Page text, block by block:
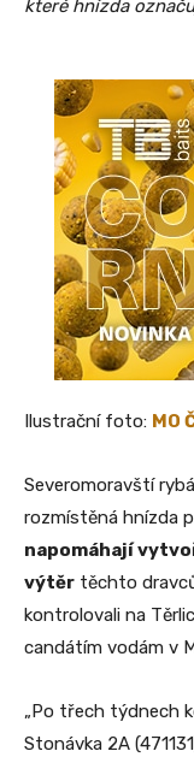
které hnízda
Ilustrační foto: MO
Severomoravští
rozmístěná hnízda
napomáhají
výtěr těchto
kontrolovali na
candátím vodám v
„Po třech týdnech
Stonávka 2A